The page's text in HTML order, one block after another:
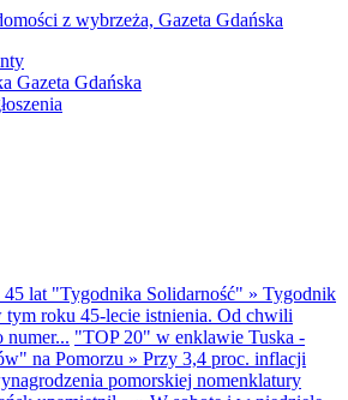
Gazeta Gdańska
45 lat "Tygodnika Solidarność" » Tygodnik
tym roku 45-lecie istnienia. Od chwili
numer... "TOP 20" w enklawie Tuska -
na Pomorzu » Przy 3,4 proc. inflacji
pomorskiej nomenklatury